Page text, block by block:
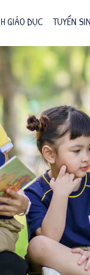
GIÁO DỤC TUYỂN